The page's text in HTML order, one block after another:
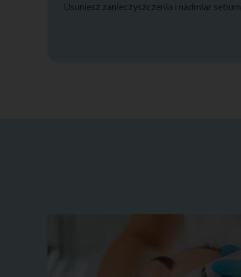
Usuniesz zanieczyszczenia i nadmiar sebum